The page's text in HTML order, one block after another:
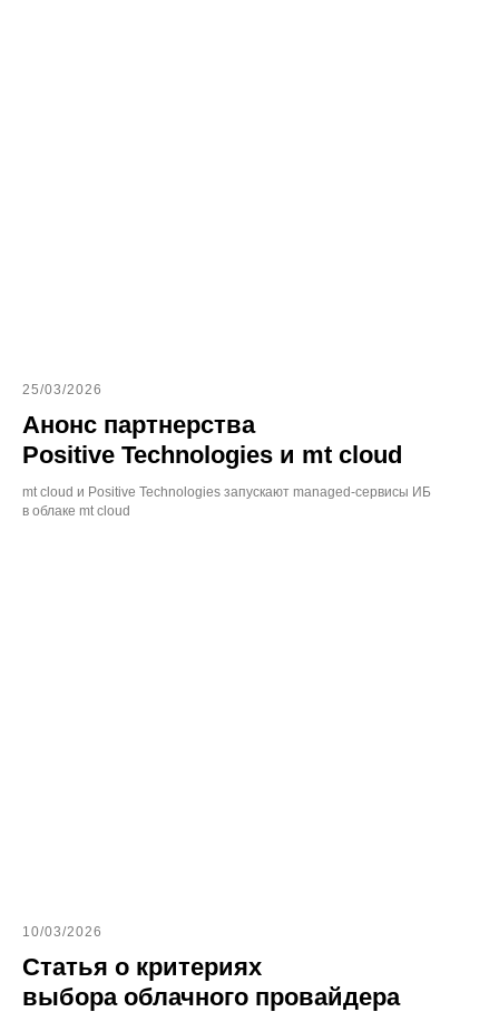
25/03/2026
Анонс партнерства
Positive Technologies и mt cloud
mt cloud и Positive Technologies запускают managed-сервисы ИБ
в облаке mt cloud
10/03/2026
Статья о критериях
выбора облачного провайдера